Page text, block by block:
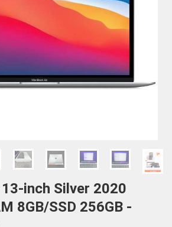
inch Silver 2020
8GB/SSD 256GB -